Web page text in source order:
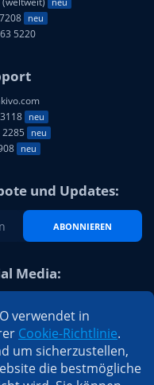
neu
5220
neu
neu
neu
und Updates:
ABONNIEREN
Media:
verwendet in
Cookie-Richtlinie.
um sicherzustellen,
die bestmögliche